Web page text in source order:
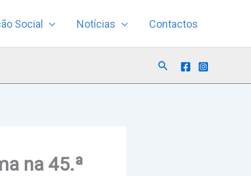
Social Notícias Contactos
Search
na 45.ª